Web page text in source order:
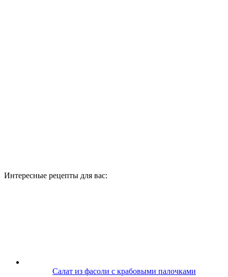
Интересные рецепты для вас:
Салат из фасоли с крабовыми палочками